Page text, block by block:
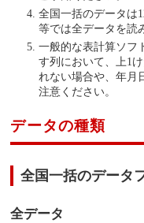
全国一括のデータは
等では全データを読
一般的な表計算ソフ
す列において、上1
れない場合や、年月
注意ください。
データの種類
全国一括のデータ
全データ